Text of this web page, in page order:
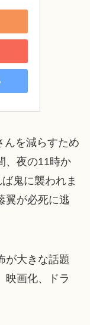
んを減らすため
、夜の11時か
鬼に襲われま
翼が必死に逃
が大きな話題
映画化、ドラ